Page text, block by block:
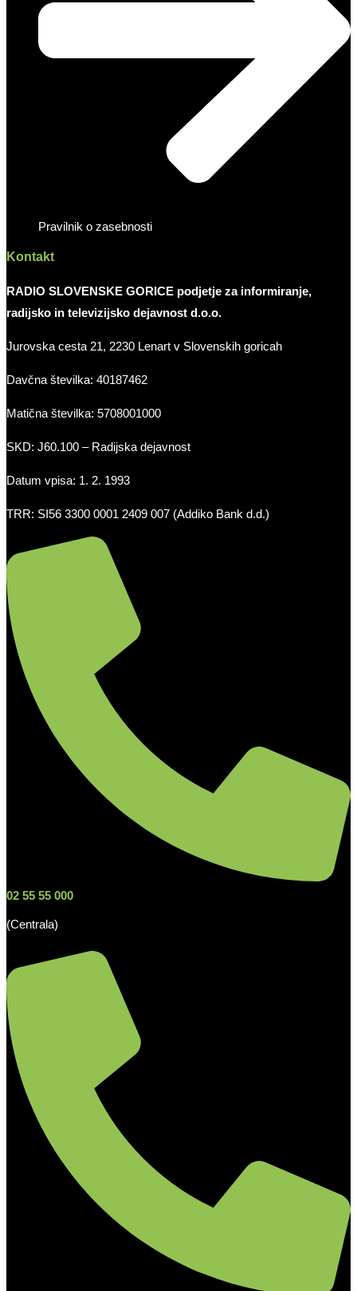
Pravilnik o zasebnosti
Kontakt
RADIO SLOVENSKE GORICE podjetje za informiranje,
radijsko in televizijsko dejavnost d.o.o.
Jurovska cesta 21, 2230 Lenart v Slovenskih goricah
Davčna številka: 40187462
Matična številka: 5708001000
SKD: J60.100 – Radijska dejavnost
Datum vpisa: 1. 2. 1993
TRR: SI56 3300 0001 2409 007 (Addiko Bank d.d.)
02 55 55 000
(Centrala)